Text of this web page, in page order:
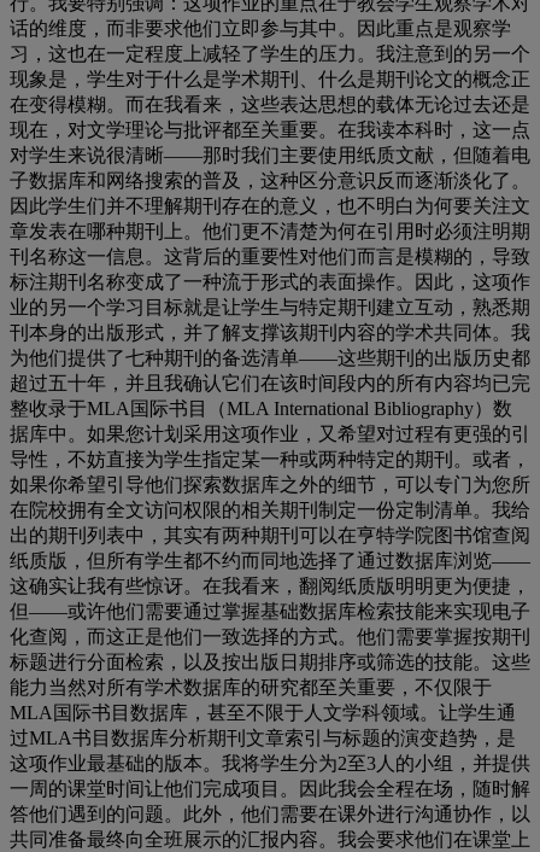
话的维度，而非要求他们立即参与其中。因此重点是观察学
习，这也在一定程度上减轻了学生的压力。我注意到的另一个
现象是，学生对于什么是学术期刊、什么是期刊论文的概念正
在变得模糊。而在我看来，这些表达思想的载体无论过去还是
现在，对文学理论与批评都至关重要。在我读本科时，这一点
对学生来说很清晰——那时我们主要使用纸质文献，但随着电
子数据库和网络搜索的普及，这种区分意识反而逐渐淡化了。
因此学生们并不理解期刊存在的意义，也不明白为何要关注文
章发表在哪种期刊上。他们更不清楚为何在引用时必须注明期
刊名称这一信息。这背后的重要性对他们而言是模糊的，导致
标注期刊名称变成了一种流于形式的表面操作。因此，这项作
业的另一个学习目标就是让学生与特定期刊建立互动，熟悉期
刊本身的出版形式，并了解支撑该期刊内容的学术共同体。我
为他们提供了七种期刊的备选清单——这些期刊的出版历史都
超过五十年，并且我确认它们在该时间段内的所有内容均已完
整收录于MLA 国际书目（MLA International Bibliography）数
据库中。如果您计划采用这项作业，又希望对过程有更强的引
导性，不妨直接为学生指定某一种或两种特定的期刊。或者，
如果你希望引导他们探索数据库之外的细节，可以专门为您所
在院校拥有全文访问权限的相关期刊制定一份定制清单。我给
出的期刊列表中，其实有两种期刊可以在亨特学院图书馆查阅
纸质版，但所有学生都不约而同地选择了通过数据库浏览——
这确实让我有些惊讶。在我看来，翻阅纸质版明明更为便捷，
但——或许他们需要通过掌握基础数据库检索技能来实现电子
化查阅，而这正是他们一致选择的方式。他们需要掌握按期刊
标题进行分面检索，以及按出版日期排序或筛选的技能。这些
能力当然对所有学术数据库的研究都至关重要，不仅限于
MLA 国际书目数据库，甚至不限于人文学科领域。让学生通
过MLA书目数据库分析期刊文章索引与标题的演变趋势，是
这项作业最基础的版本。我将学生分为2至3 人的小组，并提供
一周的课堂时间让他们完成项目。因此我会全程在场，随时解
答他们遇到的问题。此外，他们需要在课外进行沟通协作，以
共同准备最终向全班展示的汇报内容。我会要求他们在课堂上